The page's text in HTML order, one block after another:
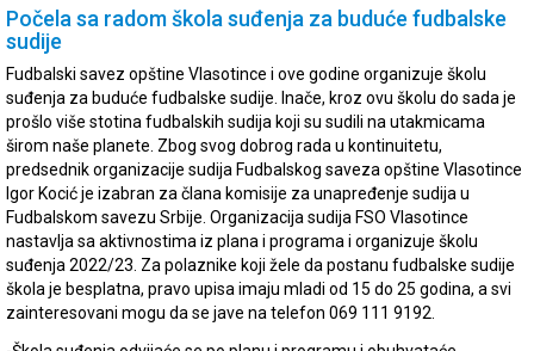
Počela sa radom škola suđenja za buduće fudbalske
sudije
Fudbalski savez opštine Vlasotince i ove godine organizuje školu
suđenja za buduće fudbalske sudije. Inače, kroz ovu školu do sada je
prošlo više stotina fudbalskih sudija koji su sudili na utakmicama
širom naše planete. Zbog svog dobrog rada u kontinuitetu,
predsednik organizacije sudija Fudbalskog saveza opštine Vlasotince
Igor Kocić je izabran za člana komisije za unapređenje sudija u
Fudbalskom savezu Srbije. Organizacija sudija FSO Vlasotince
nastavlja sa aktivnostima iz plana i programa i organizuje školu
suđenja 2022/23. Za polaznike koji žele da postanu fudbalske sudije
škola je besplatna, pravo upisa imaju mladi od 15 do 25 godina, a svi
zainteresovani mogu da se jave na telefon 069 111 9192.